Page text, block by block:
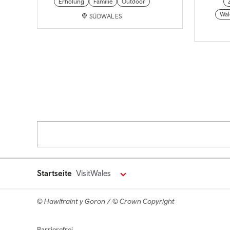
Erholung Familie Outdoor
SÜDWALES
Startseite VisitWales
© Hawlfraint y Goron / © Crown Copyright